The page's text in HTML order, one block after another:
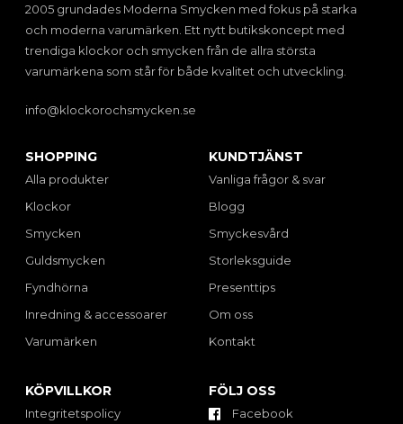
2005 grundades Moderna Smycken med fokus på starka
och moderna varumärken. Ett nytt butikskoncept med
trendiga klockor och smycken från de allra största
varumärkena som står för både kvalitet och utveckling.
info@klockorochsmycken.se
SHOPPING
Alla produkter
Klockor
Smycken
Guldsmycken
Fyndhörna
Inredning & accessoarer
Varumärken
KUNDTJÄNST
Vanliga frågor & svar
Blogg
Smyckesvård
Storleksguide
Presenttips
Om oss
Kontakt
KÖPVILLKOR
Integritetspolicy
FÖLJ OSS
Facebook